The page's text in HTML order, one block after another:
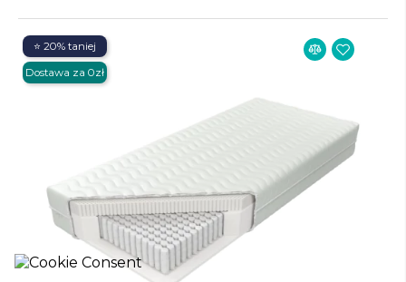
⭐ 20% taniej
Dostawa za 0zł